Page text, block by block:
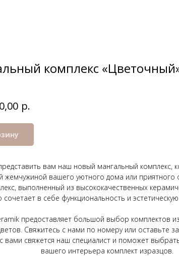
комплекс
р.
вам наш новый мангальный комплекс,
жемчужиной вашего уютного дома или приятного
выполненный из высококачественных
сочетает в себе функциональность и
предоставляет большой выбор комплектов
Свяжитесь с нами по номеру или оставьте
вами свяжется наш специалист и поможет
вашего интерьера комплект изразцов.